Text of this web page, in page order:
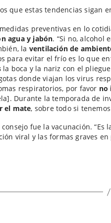
que estas tendencias sigan
preventivas en lo
agua y jabón. “Si no, alcohol
la ventilación de
para evitar el frío es lo que
la boca y la nariz con el
donde viajan los virus
respiratorios, por favor no
Durante la temporada de
el mate, sobre todo si
fue la vacunación.
viral y las formas graves